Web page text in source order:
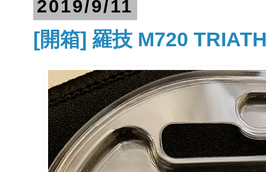
2019/9/11
[開箱] 羅技 M720